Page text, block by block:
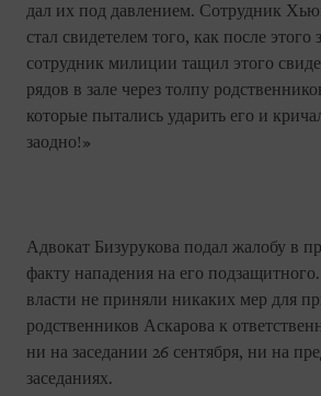
дал их под давлением. Сотрудник
стал свидетелем того, как после этого
сотрудник милиции тащил этого
рядов в зале через толпу
которые пытались ударить его и
заодно!»
Адвокат Бизурукова подал жалобу в
факту нападения на его
власти не приняли никаких мер для
родственников Аскарова к
ни на заседании 26 сентября, ни на
заседаниях.